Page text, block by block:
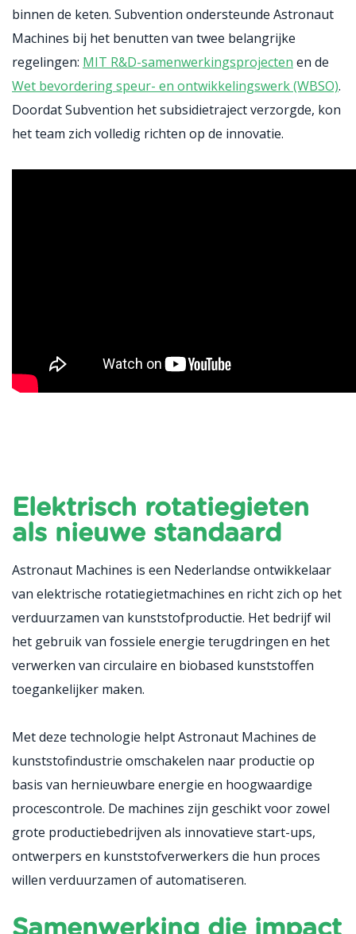
binnen de keten. Subvention ondersteunde Astronaut
Machines bij het benutten van twee belangrijke
regelingen: MIT R&D-samenwerkingsprojecten en de
Wet bevordering speur- en ontwikkelingswerk (WBSO).
Doordat Subvention het subsidietraject verzorgde, kon
het team zich volledig richten op de innovatie.
Elektrisch rotatiegieten
als nieuwe standaard
Astronaut Machines is een Nederlandse ontwikkelaar
van elektrische rotatiegietmachines en richt zich op het
verduurzamen van kunststofproductie. Het bedrijf wil
het gebruik van fossiele energie terugdringen en het
verwerken van circulaire en biobased kunststoffen
toegankelijker maken.
Met deze technologie helpt Astronaut Machines de
kunststofindustrie omschakelen naar productie op
basis van hernieuwbare energie en hoogwaardige
procescontrole. De machines zijn geschikt voor zowel
grote productiebedrijven als innovatieve start-ups,
ontwerpers en kunststofverwerkers die hun proces
willen verduurzamen of automatiseren.
Samenwerking die impact